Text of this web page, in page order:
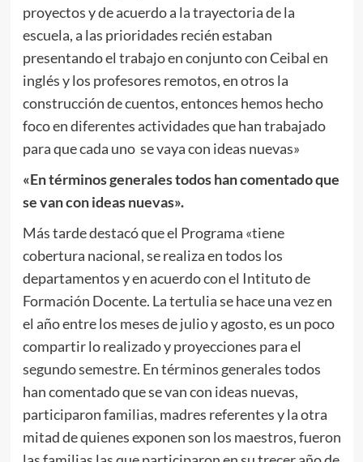
proyectos y de acuerdo a la trayectoria de la
escuela, a las prioridades recién estaban
presentando el trabajo en conjunto con Ceibal en
inglés y los profesores remotos, en otros la
construcción de cuentos, entonces hemos hecho
foco en diferentes actividades que han trabajado
para que cada uno se vaya con ideas nuevas»
«En términos generales todos han comentado que
se van con ideas nuevas».
Más tarde destacó que el Programa «tiene
cobertura nacional, se realiza en todos los
departamentos y en acuerdo con el Intituto de
Formación Docente. La tertulia se hace una vez en
el año entre los meses de julio y agosto, es un poco
compartir lo realizado y proyecciones para el
segundo semestre. En términos generales todos
han comentado que se van con ideas nuevas,
participaron familias, madres referentes y la otra
mitad de quienes exponen son los maestros, fueron